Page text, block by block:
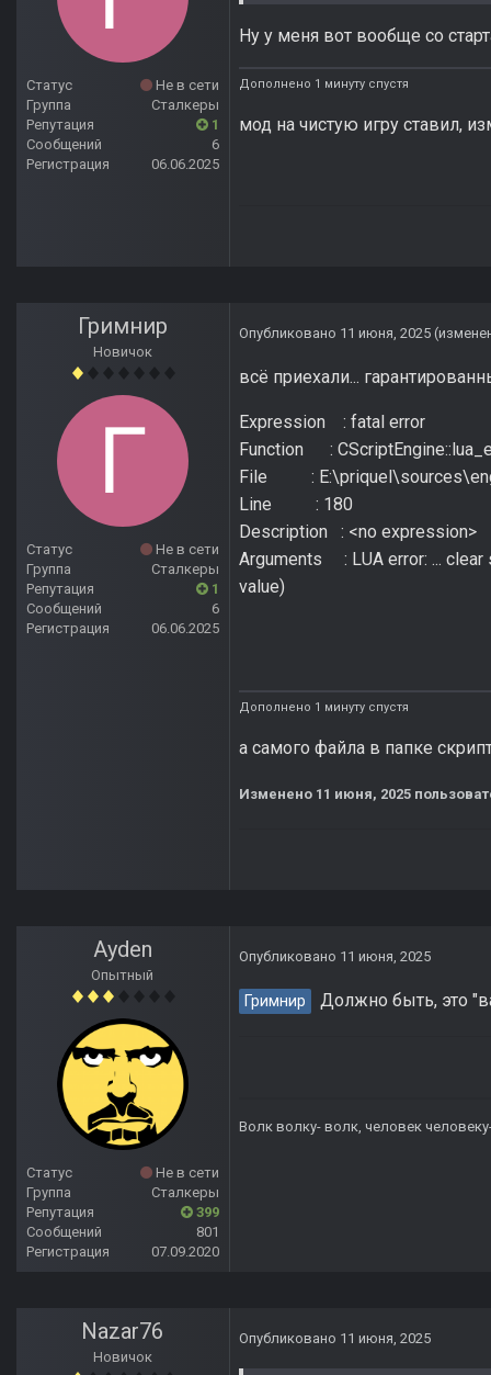
Статус
Не в сети
Группа
Сталкеры
Репутация
1
Сообщений
6
Регистрация
06.06.2025
Ну у меня вот вообще со
Дополнено 1 минуту спустя
мод на чистую игру ставил,
Гримнир
Новичок
Статус
Не в сети
Группа
Сталкеры
Репутация
1
Сообщений
6
Регистрация
06.06.2025
Опубликовано 11 июня, 2025
всё приехали...
Expression : fatal error
Function :
File :
Line : 180
Description : <no expression>
Arguments : LUA error: ...
value)
Дополнено 1 минуту спустя
а самого файла в папке
Изменено 11 июня, 2025
Ayden
Опытный
Статус
Не в сети
Группа
Сталкеры
Репутация
399
Сообщений
801
Регистрация
07.09.2020
Опубликовано 11 июня, 2025
Гримнир Должно быть, это
Волк волку- волк, человек
Nazar76
Новичок
Опубликовано 11 июня, 2025